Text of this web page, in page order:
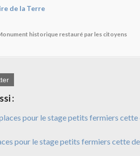
de la Terre
historique restauré par les citoyens
:
pour le stage petits fermiers cette